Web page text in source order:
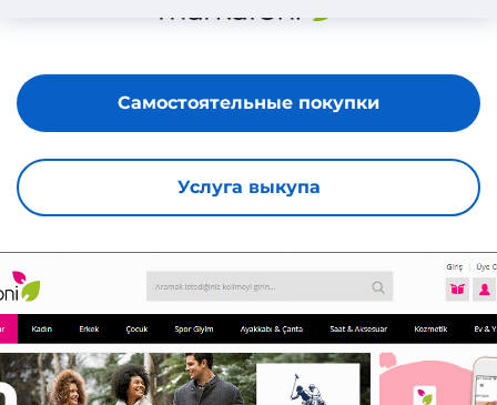
Услуга выкупа
Самостоятельные покупки